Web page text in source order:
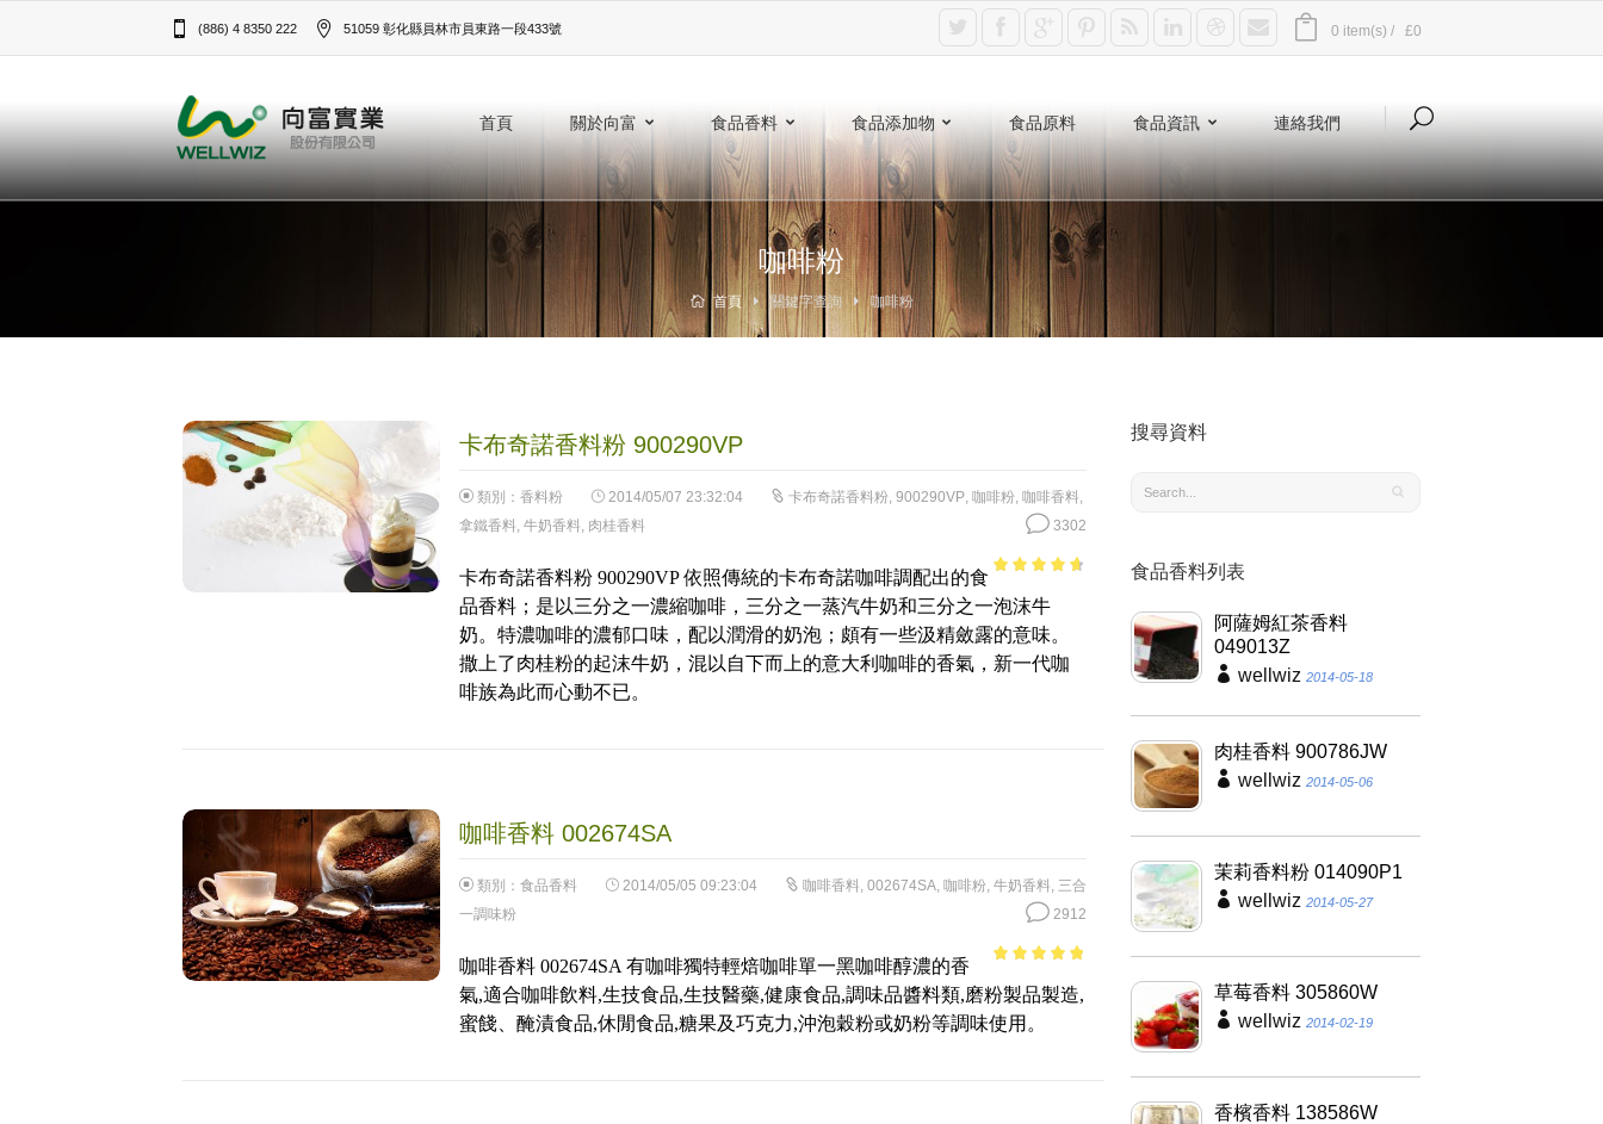
(886) 4 8350 222 51059 彰化縣員林市員東路一段433號‎ 0 item(s) / £0
首頁 關於向富 食品香料 食品添加物 食品原料 食品資訊 連絡我們
咖啡粉
首頁 關鍵字查詢 咖啡粉
卡布奇諾香料粉 900290VP
類別： 香料粉 2014/05/07 23:32:04 卡布奇諾香料粉, 900290VP, 咖啡粉, 咖啡香料,
拿鐵香料, 牛奶香料, 肉桂香料 3302
5
卡布奇諾香料粉 900290VP 依照傳統的卡布奇諾咖啡調配出的食
品香料；是以三分之一濃縮咖啡，三分之一蒸汽牛奶和三分之一泡沫牛
奶。特濃咖啡的濃郁口味，配以潤滑的奶泡；頗有一些汲精斂露的意味。
撒上了肉桂粉的起沫牛奶，混以自下而上的意大利咖啡的香氣，新一代咖
啡族為此而心動不已。
咖啡香料 002674SA
類別： 食品香料 2014/05/05 09:23:04 咖啡香料, 002674SA, 咖啡粉, 牛奶香料, 三合
一調味粉
2912
5
咖啡香料 002674SA 有咖啡獨特輕焙咖啡單一黑咖啡醇濃的香
氣,適合咖啡飲料,生技食品,生技醫藥,健康食品,調味品醬料類,磨粉製品製造,
蜜餞、醃漬食品,休閒食品,糖果及巧克力,沖泡穀粉或奶粉等調味使用。
搜尋資料
食品香料列表
阿薩姆紅茶香料
049013Z
wellwiz 2014-05-18
肉桂香料 900786JW
wellwiz 2014-05-06
茉莉香料粉 014090P1
wellwiz 2014-05-27
草莓香料 305860W
wellwiz 2014-02-19
香檳香料 138586W